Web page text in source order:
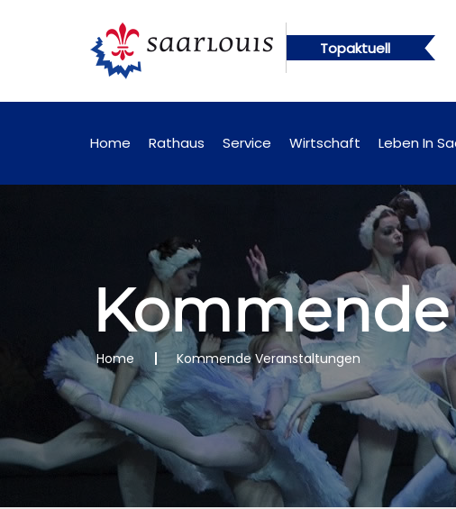
Topaktuell
künftig online abrufbar Öffentliche
Home Rathaus Service Wirtschaft Leben In
Home Kommende Veranstaltungen